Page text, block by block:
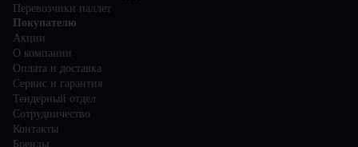
Перевозчики паллет
Покупателю
Акции
О компании
Оплата и доставка
Сервис и гарантия
Тендерный отдел
Сотрудничество
Контакты
Бренды